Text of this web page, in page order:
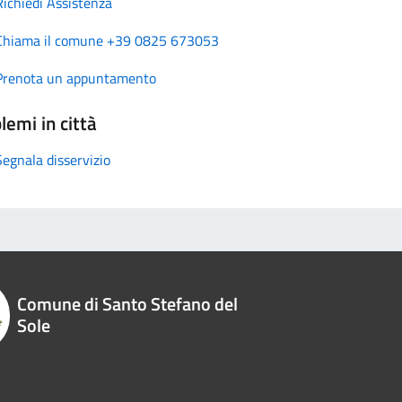
il comune +39 0825 673053
un appuntamento
in città
disservizio
Comune di Santo Stefano del
Sole